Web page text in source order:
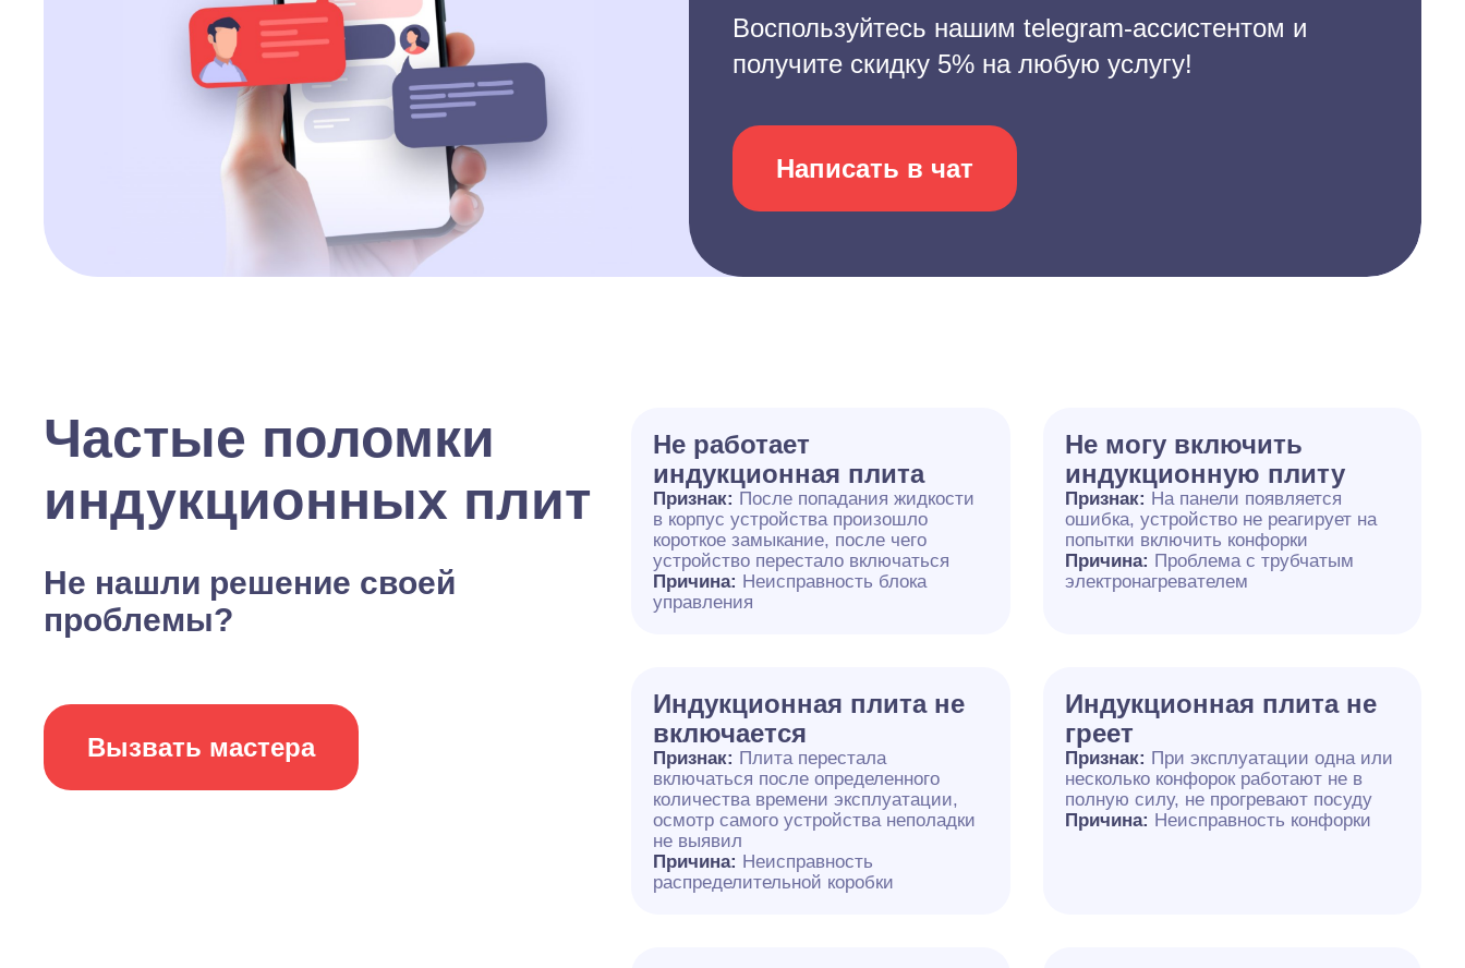
Воспользуйтесь нашим telegram-ассистентом и
получите скидку 5% на любую услугу!
Написать в чат
Частые поломки
индукционных плит
Не нашли решение своей
проблемы?
Вызвать мастера
Не работает
индукционная плита
Признак: После попадания жидкости
в корпус устройства произошло
короткое замыкание, после чего
устройство перестало включаться
Причина: Неисправность блока
управления
Не могу включить
индукционную плиту
Признак: На панели появляется
ошибка, устройство не реагирует на
попытки включить конфорки
Причина: Проблема с трубчатым
электронагревателем
Индукционная плита не
включается
Признак: Плита перестала
включаться после определенного
количества времени эксплуатации,
осмотр самого устройства неполадки
не выявил
Причина: Неисправность
распределительной коробки
Индукционная плита не
греет
Признак: При эксплуатации одна или
несколько конфорок работают не в
полную силу, не прогревают посуду
Причина: Неисправность конфорки